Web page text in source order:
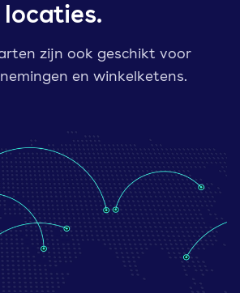
zijn ook geschikt voor
en winkelketens.